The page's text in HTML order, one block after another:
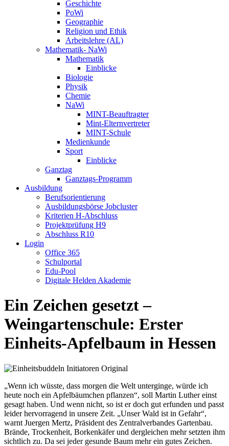
Geschichte
PoWi
Geographie
Religion und Ethik
Arbeitslehre (AL)
Mathematik- NaWi
Mathematik
Einblicke
Biologie
Physik
Chemie
NaWi
MINT-Beauftragter
Mint-Elternvertreter
MINT-Schule
Medienkunde
Sport
Einblicke
Ganztag
Ganztags-Programm
Ausbildung
Berufsorientierung
Ausbildungsbörse Jobcluster
Kriterien H-Abschluss
Projektprüfung H9
Abschluss R10
Login
Office 365
Schulportal
Edu-Pool
Digitale Helden Akademie
Ein Zeichen gesetzt –
Weingartenschule: Erster
Einheits-Apfelbaum in Hessen
„Wenn ich wüsste, dass morgen die Welt unterginge, würde ich
heute noch ein Apfelbäumchen pflanzen“, soll Martin Luther einst
gesagt haben. Und wenn nicht, so ist er doch gut erfunden und passt
leider hervorragend in unsere Zeit. „Unser Wald ist in Gefahr“,
warnt Juergen Mertz, Präsident des Zentralverbandes Gartenbau.
Brände, Trockenheit, Borkenkäfer und dergleichen mehr setzten ihm
sichtlich zu. Da sei jeder gesunde Baum mehr ein gutes Zeichen.